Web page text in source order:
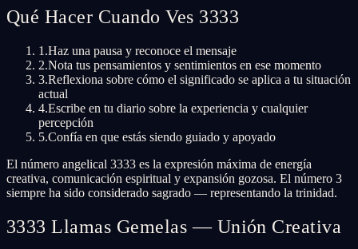
Qué Hacer Cuando Ves 3333
1.Haz una pausa y reconoce el mensaje
2.Nota tus pensamientos y sentimientos en ese momento
3.Reflexiona sobre cómo el significado se aplica a tu situación
actual
4.Escribe en tu diario sobre la experiencia y cualquier
percepción
5.Confía en que estás siendo guiado y apoyado
El número angelical 3333 es la expresión máxima de energía
creativa, comunicación espiritual y expansión gozosa. El número 3
siempre ha sido considerado sagrado — representando la trinidad.
3333 Llamas Gemelas — Unión Creativa